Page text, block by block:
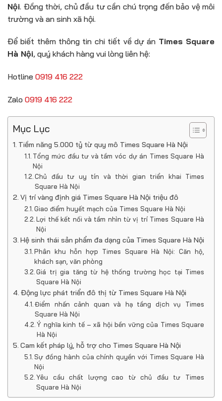
Nội. Đồng thời, chủ đầu tư cần chú trọng đến bảo vệ môi
trường và an sinh xã hội.
Để biết thêm thông tin chi tiết về dự án Times Square
Hà Nội, quý khách hàng vui lòng liên hệ:
Hotline 0919 416 222
Zalo 0919 416 222
Mục Lục
Tiềm năng 5.000 tỷ từ quy mô Times Square Hà Nội
Tổng mức đầu tư và tầm vóc dự án Times Square Hà
Nội
Chủ đầu tư uy tín và thời gian triển khai Times
Square Hà Nội
Vị trí vàng định giá Times Square Hà Nội triệu đô
Giao điểm huyết mạch của Times Square Hà Nội
Lợi thế kết nối và tầm nhìn từ vị trí Times Square Hà
Nội
Hệ sinh thái sản phẩm đa dạng của Times Square Hà Nội
Phân khu hỗn hợp Times Square Hà Nội: Căn hộ,
khách sạn, văn phòng
Giá trị gia tăng từ hệ thống trường học tại Times
Square Hà Nội
Động lực phát triển đô thị từ Times Square Hà Nội
Điểm nhấn cảnh quan và hạ tầng dịch vụ Times
Square Hà Nội
Ý nghĩa kinh tế – xã hội bền vững của Times Square
Hà Nội
Cam kết pháp lý, hỗ trợ cho Times Square Hà Nội
Sự đồng hành của chính quyền với Times Square Hà
Nội
Yêu cầu chất lượng cao từ chủ đầu tư Times
Square Hà Nội